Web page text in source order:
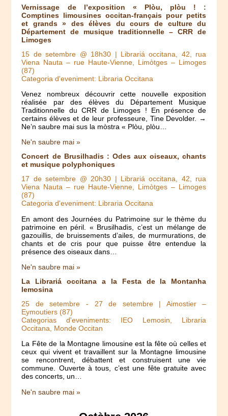
Vernissage de l’exposition « Plòu, plòu ! :
Comptines limousines occitan-français pour petits
et grands » des élèves du cours de culture du
Département de musique traditionnelle – CRR de
Limoges
15 de setembre @ 18h30 | Librariá occitana, 42, rua
Viena Nauta – rue Haute-Vienne, Limòtges – Limoges
(87)
Categoria d'eveniment: Libraria Occitana
Venez nombreux découvrir cette nouvelle exposition
réalisée par des élèves du Département Musique
Traditionnelle du CRR de Limoges ! En présence de
certains élèves et de leur professeure, Tine Devolder. →
Ne’n saubre mai sus la mòstra « Plòu, plòu…
Ne'n saubre mai »
Concert de Brusilhadis : Odes aux oiseaux, chants
et musique polyphoniques
17 de setembre @ 20h30 | Librariá occitana, 42, rua
Viena Nauta – rue Haute-Vienne, Limòtges – Limoges
(87)
Categoria d'eveniment: Libraria Occitana
En amont des Journées du Patrimoine sur le thème du
patrimoine en péril. « Brusilhadis, c’est un mélange de
gazouillis, de bruissements d’ailes, de murmurations, de
chants et de cris pour que puisse être entendue la
présence des oiseaux dans…
Ne'n saubre mai »
La Librariá occitana a la Festa de la Montanha
lemosina
25 de setembre - 27 de setembre| Aimostier –
Eymoutiers (87)
Categorias d'eveniments: IEO Lemosin, Libraria
Occitana, Monde Occitan
La Fête de la Montagne limousine est la fête où celles et
ceux qui vivent et travaillent sur la Montagne limousine
se rencontrent, débattent et construisent une vie
commune. Ouverte à tous, c’est une fête gratuite avec
des concerts, un…
Ne'n saubre mai »